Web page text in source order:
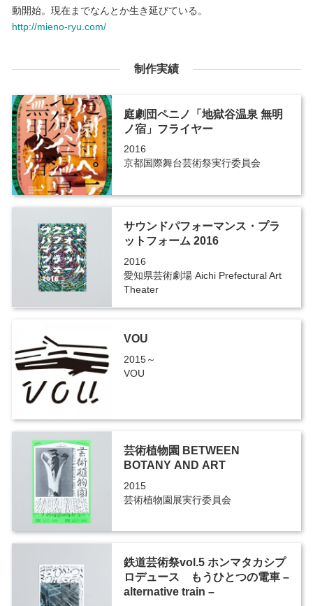
動開始。現在までなんとか生き延びている。
http://mieno-ryu.com/
制作実績
庭劇団ペニノ「地獄谷温泉 無明
ノ宿」フライヤー
2016
京都国際舞台芸術祭実行委員会
サウンドパフォーマンス・プラ
ットフォーム 2016
2016
愛知県芸術劇場 Aichi Prefectural Art
Theater
VOU
2015～
VOU
芸術植物園 BETWEEN
BOTANY AND ART
2015
芸術植物園展実行委員会
鉄道芸術祭vol.5 ホンマタカシプ
ロデュース もうひとつの電車 –
alternative train –